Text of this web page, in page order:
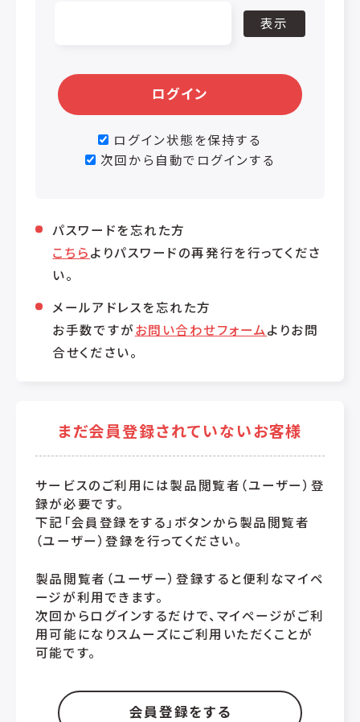
表示
ログイン
ログイン状態を保持する
次回から自動でログインする
パスワードを忘れた方
こちらよりパスワードの再発行を行ってくださ
い。
メールアドレスを忘れた方
お手数ですがお問い合わせフォームよりお問
合せください。
まだ会員登録されていないお客様
サービスのご利用には製品閲覧者（ユーザー）登
録が必要です。
下記「会員登録をする」ボタンから製品閲覧者
（ユーザー）登録を行ってください。
製品閲覧者（ユーザー）登録すると便利なマイペ
ージが利用できます。
次回からログインするだけで、マイページがご利
用可能になりスムーズにご利用いただくことが
可能です。
会員登録をする